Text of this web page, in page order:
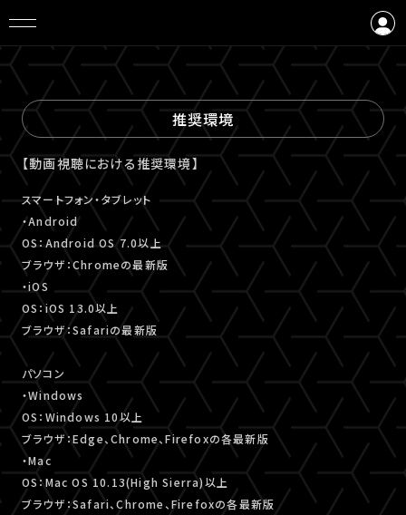
会員登録
推奨環境
【動画視聴における推奨環境】
スマートフォン・タブレット
・Android
OS：Android OS 7.0以上
ブラウザ：Chromeの最新版
・iOS
OS：iOS 13.0以上
ブラウザ：Safariの最新版
パソコン
・Windows
OS：Windows 10以上
ブラウザ：Edge、Chrome、Firefoxの各最新版
・Mac
OS：Mac OS 10.13(High Sierra)以上
ブラウザ：Safari、Chrome、Firefoxの各最新版